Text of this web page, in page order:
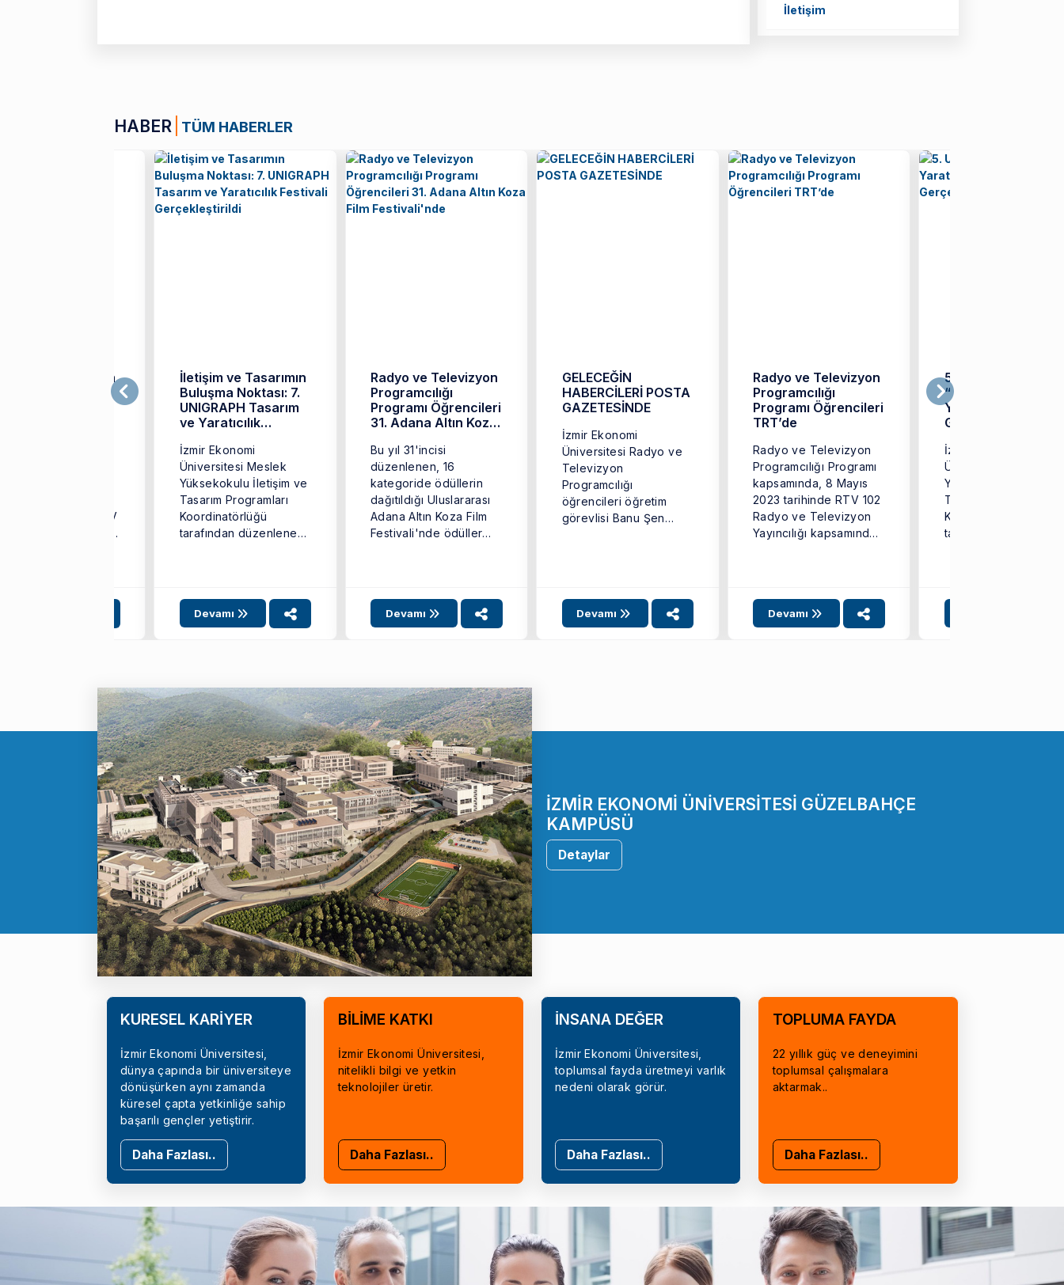
İletişim
HABER TÜM HABERLER
ve Televizyon
RTV
İletişim ve Tasarımın
Buluşma Noktası: 7.
UNIGRAPH Tasarım
ve Yaratıcılık
Gerçekleştirildi
İzmir Ekonomi
Üniversitesi Meslek
Yüksekokulu İletişim ve
Tasarım Programları
Koordinatörlüğü
tarafından düzenlenen
Devamı
Radyo ve Televizyon
Programcılığı
Programı Öğrencileri
31. Adana Altın Koza
Bu yıl 31'incisi
düzenlenen, 16
kategoride ödüllerin
dağıtıldığı Uluslararası
Adana Altın Koza Film
Festivali'nde ödüller
Devamı
GELECEĞİN
HABERCİLERİ POSTA
GAZETESİNDE
İzmir Ekonomi
Üniversitesi Radyo ve
Televizyon
Programcılığı
öğrencileri öğretim
görevlisi Banu Şen
Devamı
Radyo ve Televizyon
Programcılığı
Programı Öğrencileri
TRT’de
Radyo ve Televizyon
Programcılığı Programı
kapsamında, 8 Mayıs
2023 tarihinde RTV 102
Radyo ve Televizyon
Yayıncılığı kapsamında
Devamı
5. UNIGRAPH
“Tasarım ve
Yaratıcılık”
Gerçekleştirildi
İzmir Ekonomi
Üniversitesi Meslek
Yüksekokulu İletişim
Tasarım Programları
Koordinatörlüğü
tarafından
İZMİR EKONOMİ ÜNİVERSİTESİ GÜZELBAHÇE
KAMPÜSÜ
Detaylar
KÜRESEL KARİYER
İzmir Ekonomi Üniversitesi,
dünya çapında bir üniversiteye
dönüşürken aynı zamanda
küresel çapta yetkinliğe sahip
başarılı gençler yetiştirir.
Daha Fazlası..
BİLİME KATKI
İzmir Ekonomi Üniversitesi,
nitelikli bilgi ve yetkin
teknolojiler üretir.
Daha Fazlası..
İNSANA DEĞER
İzmir Ekonomi Üniversitesi,
toplumsal fayda üretmeyi varlık
nedeni olarak görür.
Daha Fazlası..
TOPLUMA FAYDA
22 yıllık güç ve deneyimini
toplumsal çalışmalara
aktarmak..
Daha Fazlası..